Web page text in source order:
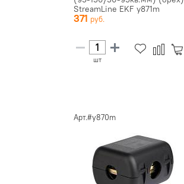
StreamLine EKF y871m
371
шт
Арт.#y870m